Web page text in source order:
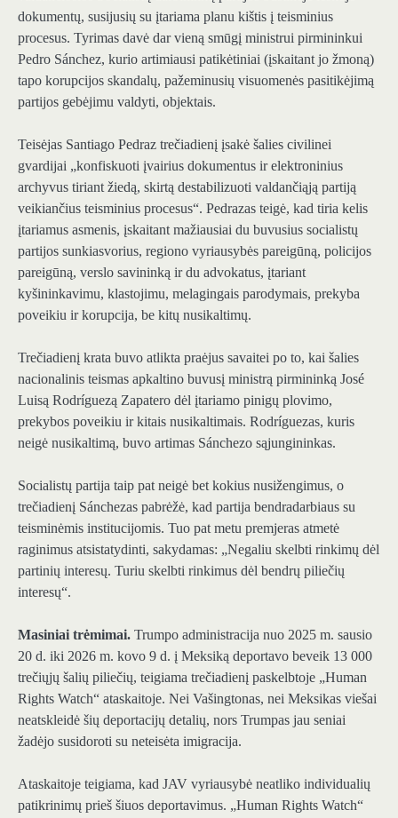
dokumentų, susijusių su įtariama planu kištis į teisminius
procesus. Tyrimas davė dar vieną smūgį ministrui pirmininkui
Pedro Sánchez, kurio artimiausi patikėtiniai (įskaitant jo žmoną)
tapo korupcijos skandalų, pažeminusių visuomenės pasitikėjimą
partijos gebėjimu valdyti, objektais.
Teisėjas Santiago Pedraz trečiadienį įsakė šalies civilinei
gvardijai „konfiskuoti įvairius dokumentus ir elektroninius
archyvus tiriant žiedą, skirtą destabilizuoti valdančiąją partiją
veikiančius teisminius procesus“. Pedrazas teigė, kad tiria kelis
įtariamus asmenis, įskaitant mažiausiai du buvusius socialistų
partijos sunkiasvorius, regiono vyriausybės pareigūną, policijos
pareigūną, verslo savininką ir du advokatus, įtariant
kyšininkavimu, klastojimu, melagingais parodymais, prekyba
poveikiu ir korupcija, be kitų nusikaltimų.
Trečiadienį krata buvo atlikta praėjus savaitei po to, kai šalies
nacionalinis teismas apkaltino buvusį ministrą pirmininką José
Luisą Rodríguezą Zapatero dėl įtariamo pinigų plovimo,
prekybos poveikiu ir kitais nusikaltimais. Rodríguezas, kuris
neigė nusikaltimą, buvo artimas Sánchezo sąjungininkas.
Socialistų partija taip pat neigė bet kokius nusižengimus, o
trečiadienį Sánchezas pabrėžė, kad partija bendradarbiaus su
teisminėmis institucijomis. Tuo pat metu premjeras atmetė
raginimus atsistatydinti, sakydamas: „Negaliu skelbti rinkimų dėl
partinių interesų. Turiu skelbti rinkimus dėl bendrų piliečių
interesų“.
Masiniai trėmimai. Trumpo administracija nuo 2025 m. sausio
20 d. iki 2026 m. kovo 9 d. į Meksiką deportavo beveik 13 000
trečiųjų šalių piliečių, teigiama trečiadienį paskelbtoje „Human
Rights Watch“ ataskaitoje. Nei Vašingtonas, nei Meksikas viešai
neatskleidė šių deportacijų detalių, nors Trumpas jau seniai
žadėjo susidoroti su neteisėta imigracija.
Ataskaitoje teigiama, kad JAV vyriausybė neatliko individualių
patikrinimų prieš šiuos deportavimus. „Human Rights Watch“